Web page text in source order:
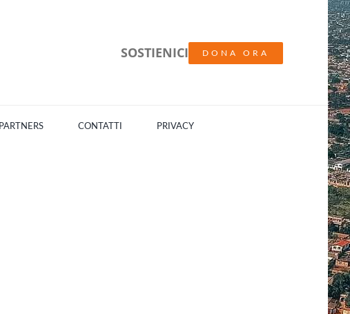
SOSTIENICI DONA ORA
PARTNERS CONTATTI PRIVACY